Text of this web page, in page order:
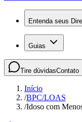
Entenda seus
Guias
Tire dúvidasContato
Início
/BPC/LOAS
/Idoso com